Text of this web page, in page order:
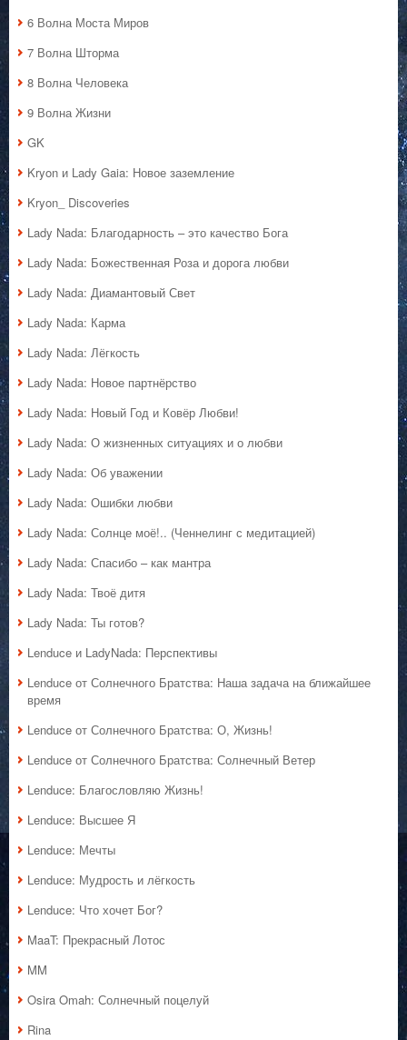
6 Волна Моста Миров
7 Волна Шторма
8 Волна Человека
9 Волна Жизни
GK
Kryon и Lady Gaia: Новое заземление
Kryon_ Discoveries
Lady Nada: Благодарность – это качество Бога
Lady Nada: Божественная Роза и дорога любви
Lady Nada: Диамантовый Свет
Lady Nada: Карма
Lady Nada: Лёгкость
Lady Nada: Новое партнёрство
Lady Nada: Новый Год и Ковёр Любви!
Lady Nada: О жизненных ситуациях и о любви
Lady Nada: Об уважении
Lady Nada: Ошибки любви
Lady Nada: Солнце моё!.. (Ченнелинг с медитацией)
Lady Nada: Спасибо – как мантра
Lady Nada: Твоё дитя
Lady Nada: Ты готов?
Lenduce и LadyNada: Перспективы
Lenduce от Солнечного Братства: Наша задача на ближайшее
время
Lenduce от Солнечного Братства: О, Жизнь!
Lenduce от Солнечного Братства: Солнечный Ветер
Lenduce: Благословляю Жизнь!
Lenduce: Высшее Я
Lenduce: Мечты
Lenduce: Мудрость и лёгкость
Lenduce: Что хочет Бог?
MaaT: Прекрасный Лотос
MM
Osira Omah: Солнечный поцелуй
Rina